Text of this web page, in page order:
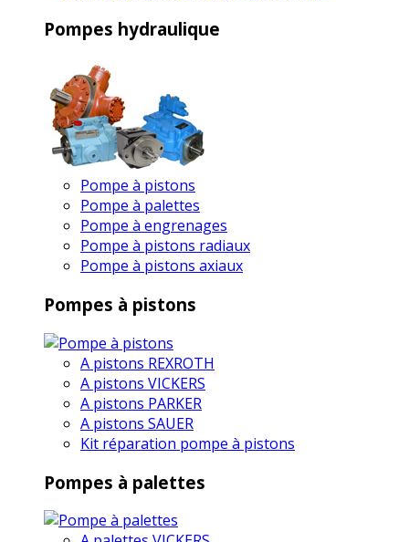
Pompes hydraulique
Pompe à pistons
Pompe à palettes
Pompe à engrenages
Pompe à pistons radiaux
Pompe à pistons axiaux
Pompes à pistons
A pistons REXROTH
A pistons VICKERS
A pistons PARKER
A pistons SAUER
Kit réparation pompe à pistons
Pompes à palettes